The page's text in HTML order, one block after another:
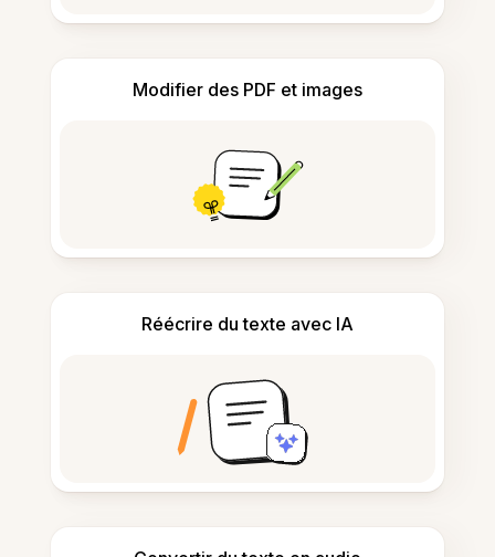
Modifier des PDF et images
Réécrire du texte avec IA